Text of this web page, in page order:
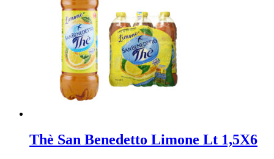
Thè San Benedetto Limone Lt 1,5X6